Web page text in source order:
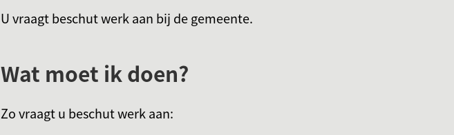
U vraagt beschut werk aan bij de gemeente.
Wat moet ik doen?
Zo vraagt u beschut werk aan: